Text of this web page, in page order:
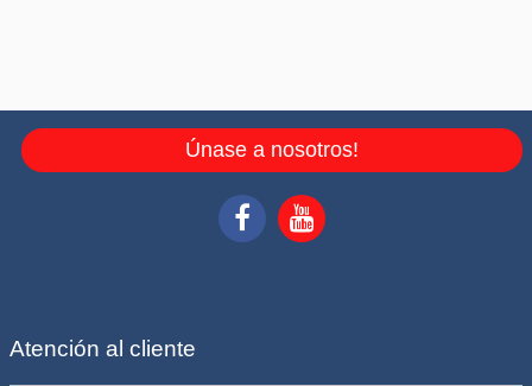
Únase a nosotros!
Atención al cliente